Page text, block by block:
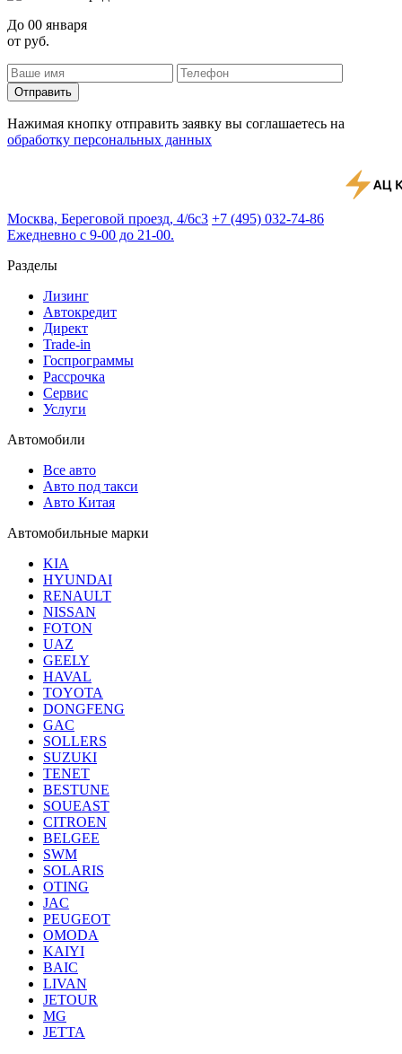
До 00 января
от руб.
Отправить
Нажимая кнопку отправить заявку вы соглашаетесь на
обработку персональных данных
Москва, Береговой проезд, 4/6с3 +7 (495) 032-74-86
Ежедневно с 9-00 до 21-00.
Разделы
Лизинг
Автокредит
Директ
Trade-in
Госпрограммы
Рассрочка
Сервис
Услуги
Автомобили
Все авто
Авто под такси
Авто Китая
Автомобильные марки
KIA
HYUNDAI
RENAULT
NISSAN
FOTON
UAZ
GEELY
HAVAL
TOYOTA
DONGFENG
GAC
SOLLERS
SUZUKI
TENET
BESTUNE
SOUEAST
CITROEN
BELGEE
SWM
SOLARIS
OTING
JAC
PEUGEOT
OMODA
KAIYI
BAIC
LIVAN
JETOUR
MG
JETTA